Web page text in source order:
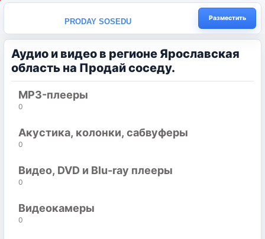
PRODAY SOSEDU Разместить
Аудио и видео в регионе Ярославская
область на Продай соседу.
MP3-плееры
0
Акустика, колонки, сабвуферы
0
Видео, DVD и Blu-ray плееры
0
Видеокамеры
0